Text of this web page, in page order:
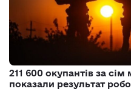
211 600 окупантів за
показали результат